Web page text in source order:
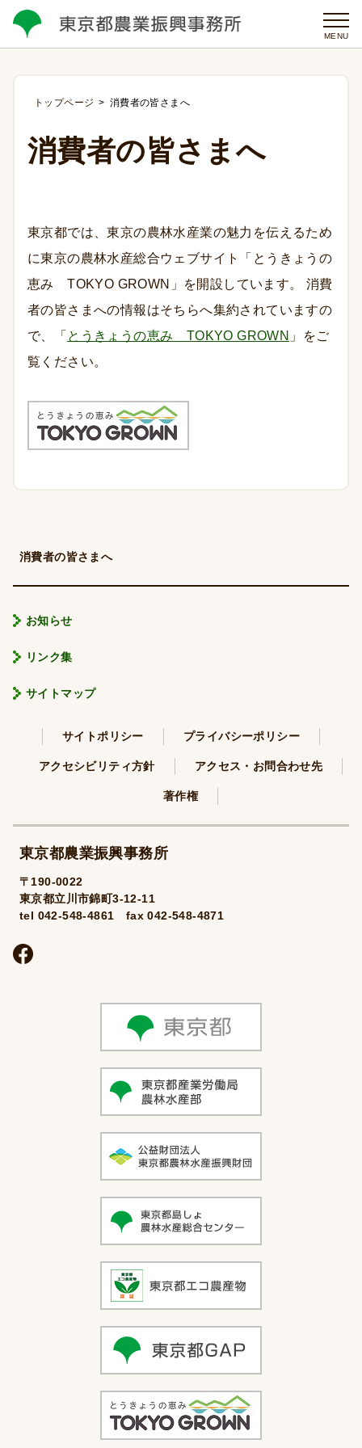
MENU
消費者の皆さまへ
トップページ 消費者の皆さまへ
消費者の皆さまへ
東京都では、東京の農林水産業の魅力を伝えるため
に東京の農林水産総合ウェブサイト「とうきょうの
恵み TOKYO GROWN」を開設しています。 消費
者の皆さまへの情報はそちらへ集約されていますの
で、「 とうきょうの恵み TOKYO GROWN 」をご
覧ください。
お知らせ
リンク集
サイトマップ
サイトポリシー プライバシーポリシー
アクセシビリティ方針 アクセス・お問合わせ先
著作権
東京都農業振興事務所
〒190-0022
東京都立川市錦町3-12-11
tel 042-548-4861 fax 042-548-4871